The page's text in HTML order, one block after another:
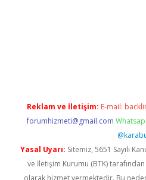
Reklam ve İletişim: E-mail:
forumhizmeti@gmail.com
Yasal Uyarı: Sitemiz, 5651 Sayılı
ve İletişim Kurumu (BTK) tarafından
olarak hizmet vermektedir. Bu